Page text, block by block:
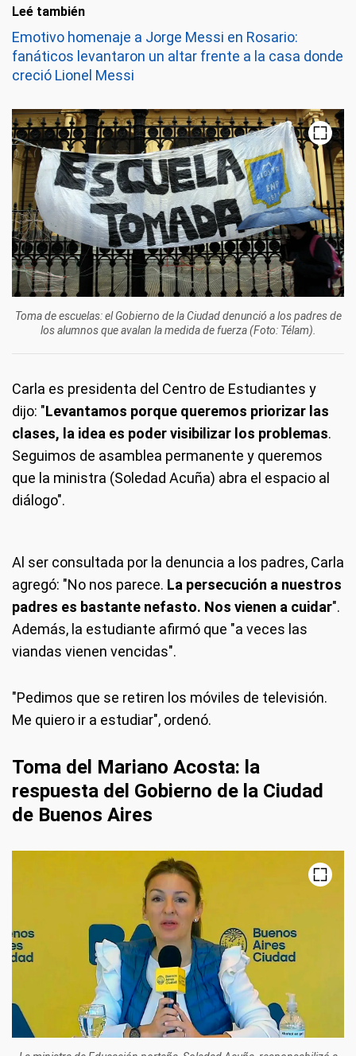
Leé también
Emotivo homenaje a Jorge Messi en Rosario:
fanáticos levantaron un altar frente a la casa donde
creció Lionel Messi
Toma de escuelas: el Gobierno de la Ciudad denunció a los padres de
los alumnos que avalan la medida de fuerza (Foto: Télam).
Carla es presidenta del Centro de Estudiantes y
dijo: "Levantamos porque queremos priorizar las
clases, la idea es poder visibilizar los problemas.
Seguimos de asamblea permanente y queremos
que la ministra (Soledad Acuña) abra el espacio al
diálogo".
Al ser consultada por la denuncia a los padres, Carla
agregó: "No nos parece. La persecución a nuestros
padres es bastante nefasto. Nos vienen a cuidar".
Además, la estudiante afirmó que "a veces las
viandas vienen vencidas".
"Pedimos que se retiren los móviles de televisión.
Me quiero ir a estudiar", ordenó.
Toma del Mariano Acosta: la
respuesta del Gobierno de la Ciudad
de Buenos Aires